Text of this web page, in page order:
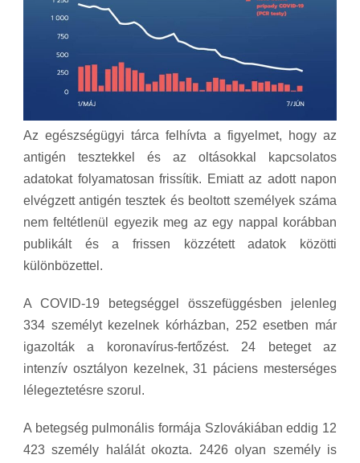
Az egészségügyi tárca felhívta a figyelmet, hogy az
antigén tesztekkel és az oltásokkal kapcsolatos
adatokat folyamatosan frissítik. Emiatt az adott napon
elvégzett antigén tesztek és beoltott személyek száma
nem feltétlenül egyezik meg az egy nappal korábban
publikált és a frissen közzétett adatok közötti
különbözettel.
A COVID-19 betegséggel összefüggésben jelenleg
334 személyt kezelnek kórházban, 252 esetben már
igazolták a koronavírus-fertőzést. 24 beteget az
intenzív osztályon kezelnek, 31 páciens mesterséges
lélegeztetésre szorul.
A betegség pulmonális formája Szlovákiában eddig 12
423 személy halálát okozta. 2426 olyan személy is